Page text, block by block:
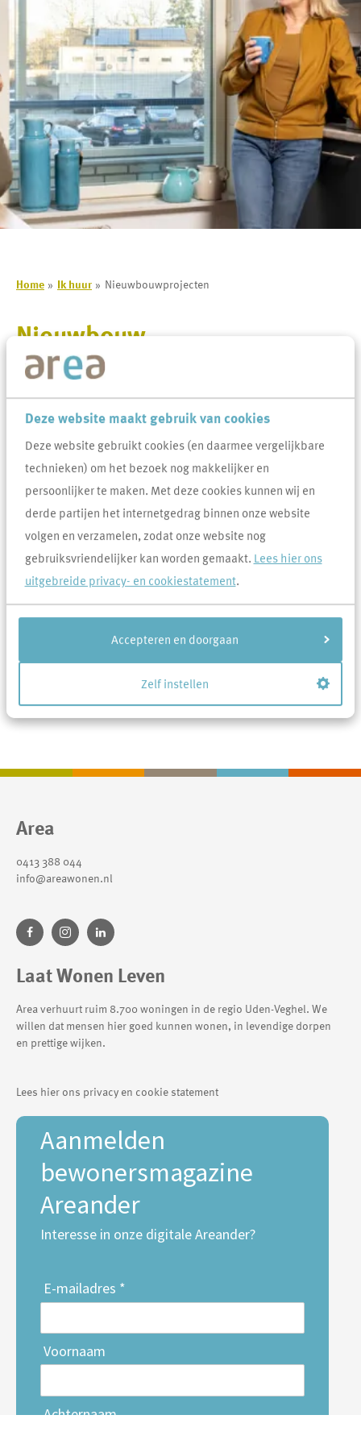
Deze website maakt gebruik van cookies
Deze website gebruikt cookies (en daarmee vergelijkbare
technieken) om het bezoek nog makkelijker en
persoonlijker te maken. Met deze cookies kunnen wij en
derde partijen het internetgedrag binnen onze website
volgen en verzamelen, zodat onze website nog
gebruiksvriendelijker kan worden gemaakt. Lees hier ons
uitgebreide privacy- en cookiestatement.
Accepteren en doorgaan
Zelf instellen
Home Ik huur Nieuwbouwprojecten
Nieuwbouw
Wij bouwen op diverse plaatsen nieuwe woningen.
Een overzicht hiervan vind je onderProjecten.
Veel gevraagd over Nieuwbouw
Wat is precies een NOM-woning (Nul-op-de-meter-
woning)?
Ik heb tekeningen gekregen van de nieuwbouw, kun
je me er uitleg over geven.
Wanneer krijg ik de sleutel van mijn
(nieuwbouw)woning?
Ik kan nog altijd de tuin van mijn nieuwbouwwoning
niet aanplanten vanwege een afwateringsprobleem,
wanneer wordt dit opgelost?
Contactinformatie
Area
0413 388 044
info@areawonen.nl
Laat Wonen Leven
Area verhuurt ruim 8.700 woningen in de regio Uden-Veghel. We
willen dat mensen hier goed kunnen wonen, in levendige dorpen
en prettige wijken.
Lees hier ons privacy en cookie statement
Aanmelden
bewonersmagazine
Areander
Interesse in onze digitale Areander?
E-mailadres *
Voornaam
Achternaam